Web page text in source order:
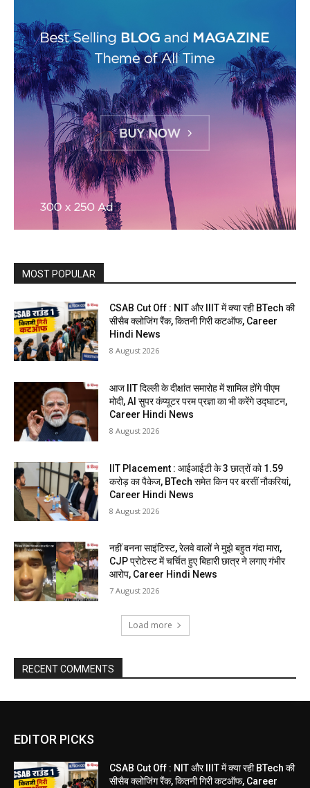
MOST POPULAR
CSAB Cut Off : NIT और IIIT में क्या रही BTech की
सीसैब क्लोजिंग रैंक, कितनी गिरी कटऑफ, Career
Hindi News
8 August 2026
आज IIT दिल्ली के दीक्षांत समारोह में शामिल होंगे पीएम
मोदी, AI सुपर कंप्यूटर परम प्रज्ञा का भी करेंगे उद्घाटन,
Career Hindi News
8 August 2026
IIT Placement : आईआईटी के 3 छात्रों को 1.59
करोड़ का पैकेज, BTech समेत किन पर बरसीं नौकरियां,
Career Hindi News
8 August 2026
नहीं बनना साइंटिस्ट, रेलवे वालों ने मुझे बहुत गंदा मारा,
CJP प्रोटेस्ट में चर्चित हुए बिहारी छात्र ने लगाए गंभीर
आरोप, Career Hindi News
7 August 2026
Load more
RECENT COMMENTS
EDITOR PICKS
CSAB Cut Off : NIT और IIIT में क्या रही BTech की
सीसैब क्लोजिंग रैंक, कितनी गिरी कटऑफ, Career